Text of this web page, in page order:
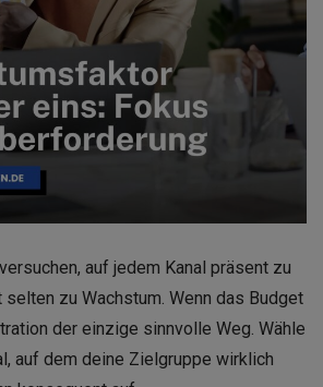
auf jedem Kanal präsent zu
zu Wachstum. Wenn das Budget
der einzige sinnvolle Weg. Wähle
auf dem deine Zielgruppe wirklich